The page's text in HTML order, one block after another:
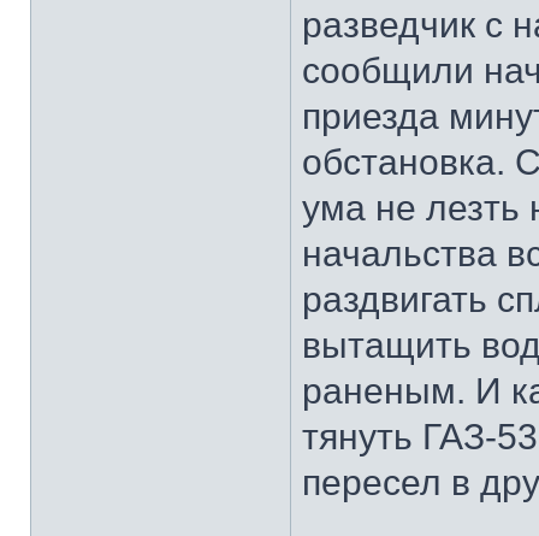
разведчик с
сообщили
приезда
обстановка.
ума не лезть
начальства
раздвигать
вытащить
раненым. И
тянуть ГАЗ-
пересел в